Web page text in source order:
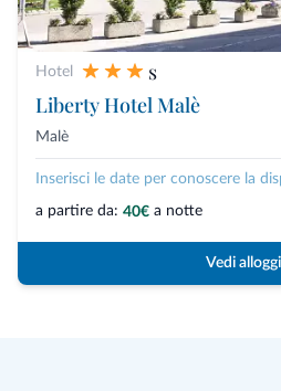
Hotel
s
Liberty Hotel Malè
Malè
Inserisci le date per conoscere la
a partire da: 40€ a notte
Vedi